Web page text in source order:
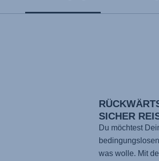
SICHER
Du möchtest
was wolle. Mit